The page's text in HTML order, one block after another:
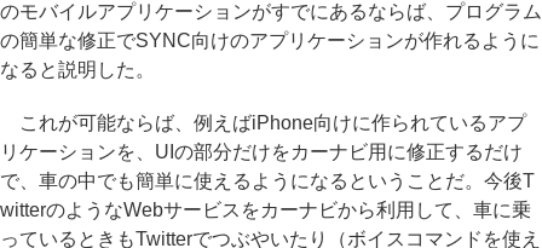
のモバイルアプリケーションがすでにあるならば、プログラム
の簡単な修正でSYNC向けのアプリケーションが作れるように
なると説明した。
これが可能ならば、例えばiPhone向けに作られているアプ
リケーションを、UIの部分だけをカーナビ用に修正するだけ
で、車の中でも簡単に使えるようになるということだ。今後T
witterのようなWebサービスをカーナビから利用して、車に乗
っているときもTwitterでつぶやいたり（ボイスコマンドを使え